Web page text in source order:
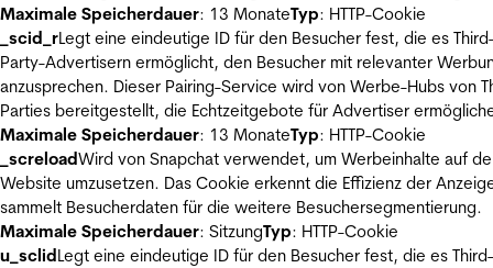
Maximale Speicherdauer: 13 MonateTyp: HTTP-Cookie
_scid_rLegt eine eindeutige ID für den Besucher fest, die es
Party-Advertisern ermöglicht, den Besucher mit relevanter
anzusprechen. Dieser Pairing-Service wird von Werbe-Hubs von
Parties bereitgestellt, die Echtzeitgebote für Advertiser
Maximale Speicherdauer: 13 MonateTyp: HTTP-Cookie
_screloadWird von Snapchat verwendet, um Werbeinhalte auf
Website umzusetzen. Das Cookie erkennt die Effizienz der
sammelt Besucherdaten für die weitere Besuchersegmentierung.
Maximale Speicherdauer: SitzungTyp: HTTP-Cookie
u_sclidLegt eine eindeutige ID für den Besucher fest, die es